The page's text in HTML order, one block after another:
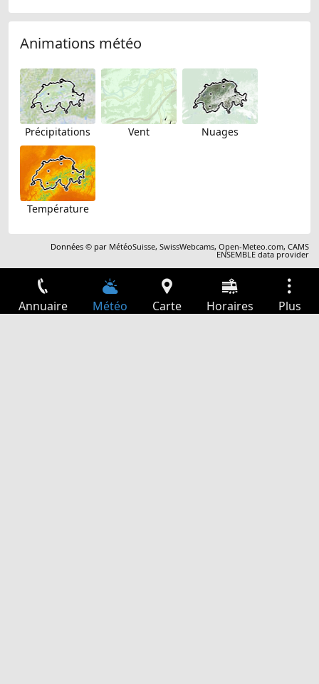
Animations météo
Précipitations Vent Nuages
Température
Données © par MétéoSuisse,SwissWebcams,Open-Meteo.com,CAMS
ENSEMBLE data provider
Annuaire Météo Carte Horaires Plus